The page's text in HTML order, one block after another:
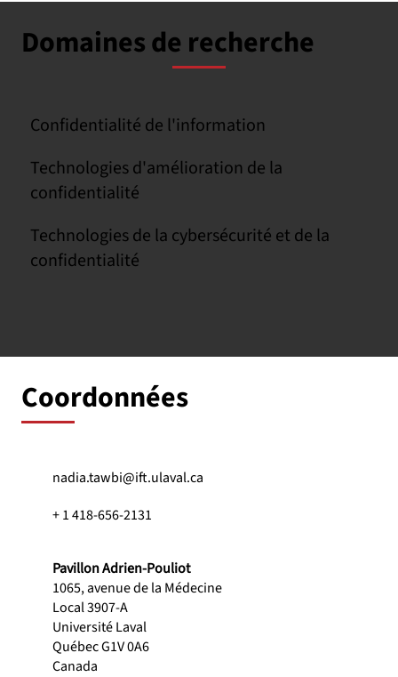
Domaines de recherche
Confidentialité de l'information
Technologies d'amélioration de la
confidentialité
Technologies de la cybersécurité et de la
confidentialité
Coordonnées
nadia.tawbi@ift.ulaval.ca
+ 1 418-656-2131
Pavillon Adrien-Pouliot
1065, avenue de la Médecine
Local 3907-A
Université Laval
Québec G1V 0A6
Canada